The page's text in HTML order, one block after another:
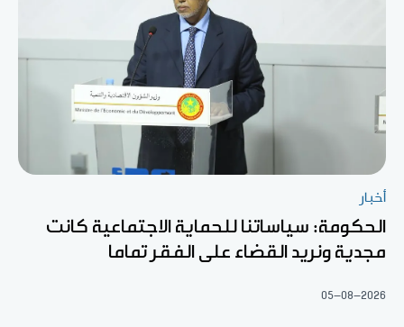
أخبار
الحكومة: سياساتنا للحماية الاجتماعية كانت
مجدية ونريد القضاء على الفقر تماما
05-08-2026